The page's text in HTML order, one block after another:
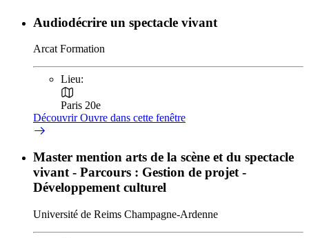
Audiodécrire un spectacle vivant
Arcat Formation
Lieu:
Paris 20e
DécouvrirOuvre dans cette fenêtre
Master mention arts de la scène et du spectacle
vivant - Parcours : Gestion de projet -
Développement culturel
Université de Reims Champagne-Ardenne